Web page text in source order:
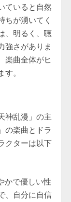
ていると自然
ちが湧いてく
、明るく、聴
強さがありま
楽曲全体がヒ
。
神乱漫」の主
の楽曲とドラ
クターは以下
かで優しい性
、自分に自信